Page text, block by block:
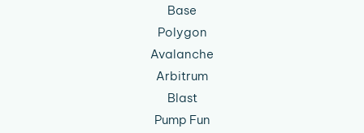
Base
Polygon
Avalanche
Arbitrum
Blast
Pump Fun